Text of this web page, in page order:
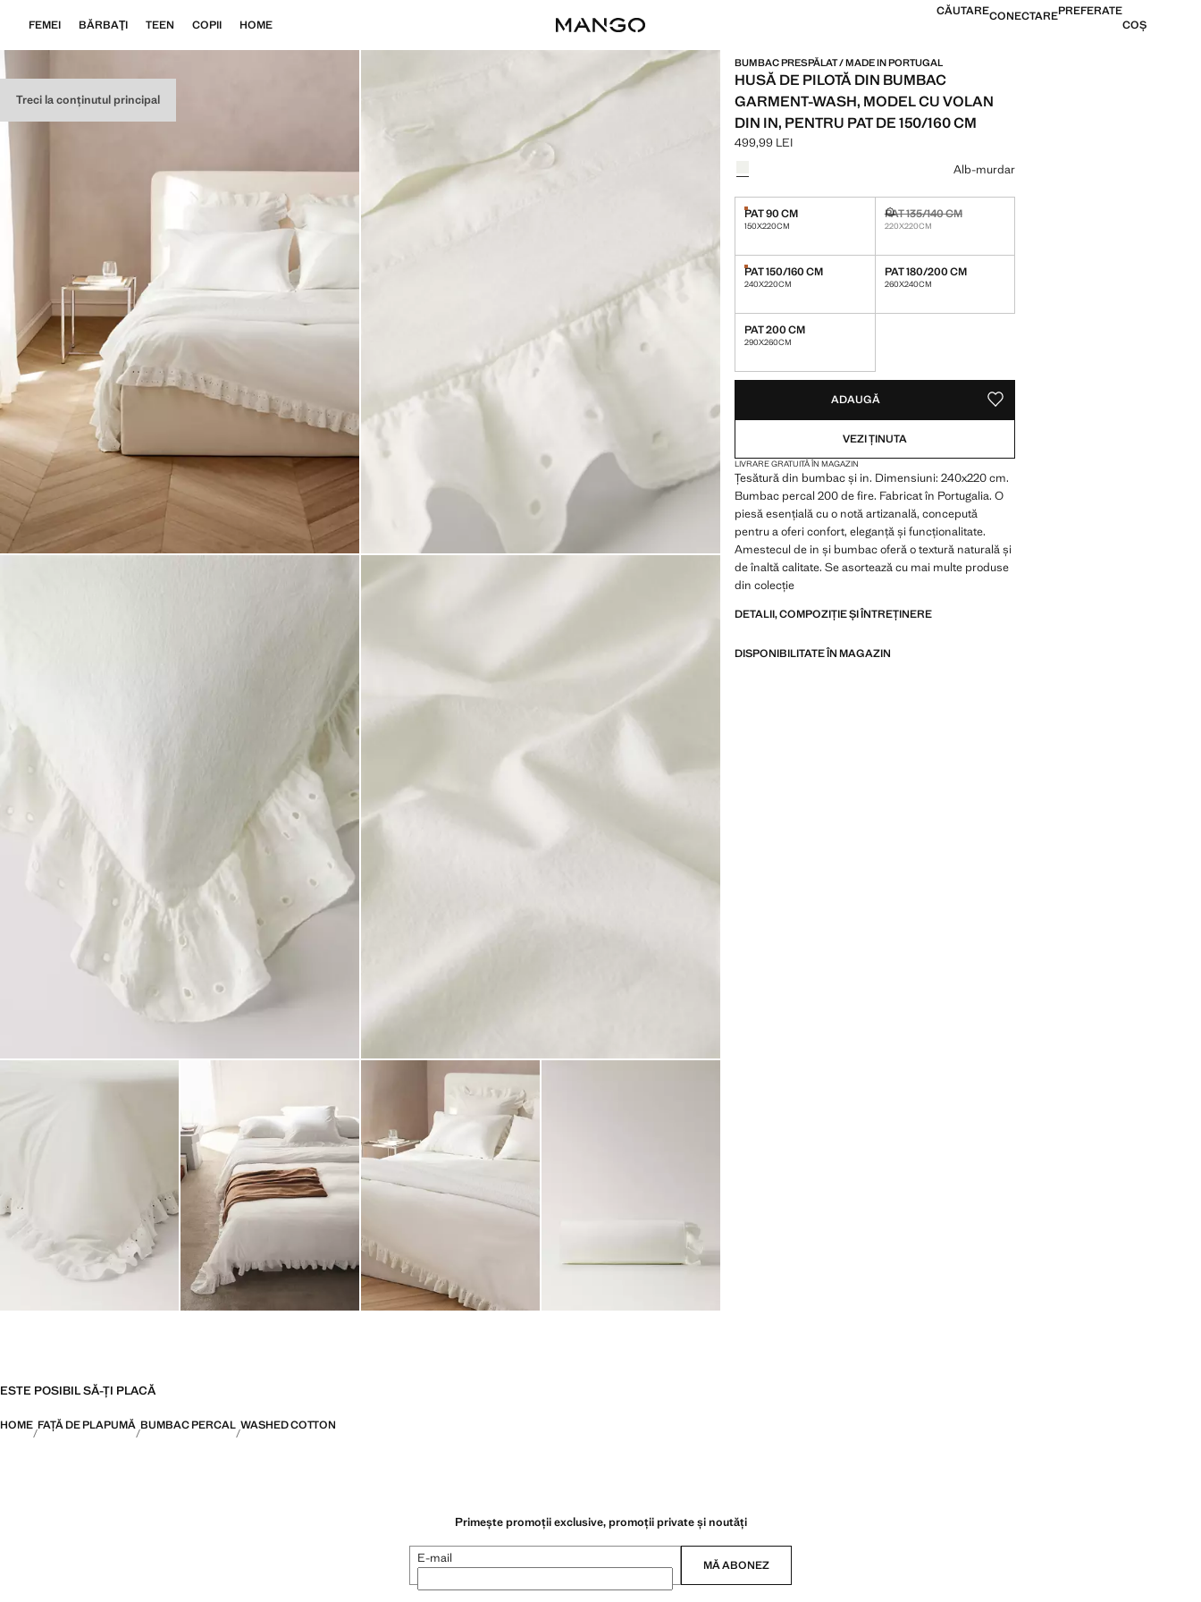
Treci la conținutul principal
FEMEI BĂRBAŢI TEEN COPII HOME
CĂUTARECONECTAREPREFERATE
COȘ
BUMBAC PRESPĂLAT / MADE IN PORTUGAL
HUSĂ DE PILOTĂ DIN BUMBAC
GARMENT-WASH, MODEL CU VOLAN
DIN IN, PENTRU PAT DE 150/160 CM
Preț actual [499,99 LEI ]
499,99 LEI
Alb-murdar
PAT 90 CM
150X220CM
Ultimele câteva articole! PAT 135/140 CM
220X220CM
Indisponibil, dar îl vreau!
PAT 150/160 CM
240X220CM
Ultimele câteva articole! PAT 180/200 CM
260X240CM
PAT 200 CM
290X260CM
ADAUGĂ SALVEAZĂ CA PREFERAT
VEZI ȚINUTA
LIVRARE GRATUITĂ ÎN MAGAZIN
Țesătură din bumbac și in. Dimensiuni: 240x220 cm.
Bumbac percal 200 de fire. Fabricat în Portugalia. O
piesă esențială cu o notă artizanală, concepută
pentru a oferi confort, eleganță și funcționalitate.
Amestecul de in și bumbac oferă o textură naturală și
de înaltă calitate. Se asortează cu mai multe produse
din colecție
DETALII, COMPOZIȚIE ȘI ÎNTREȚINERE
DISPONIBILITATE ÎN MAGAZIN
ESTE POSIBIL SĂ-ȚI PLACĂ
HOME FAȚĂ DE PLAPUMĂ BUMBAC PERCAL WASHED COTTON
Primește promoții exclusive, promoții private și noutăți
E-mail MĂ ABONEZ